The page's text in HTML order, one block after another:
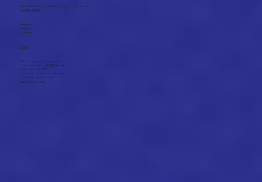
Actief inOlen ,Herentals ,Kasterlee ,Geelen Turnhout
SOCIAL MEDIA
Instagram
Linkedin
Whatsapp
BLOG
Waarom je website vernieuwen?
Haal meer uit Google Mijn Bedrijf.
Wat betekent de EAA?
Case Study: Out & Indoor Reclame
Case Study: Care Fur A Walk
Case Study: TC Olen